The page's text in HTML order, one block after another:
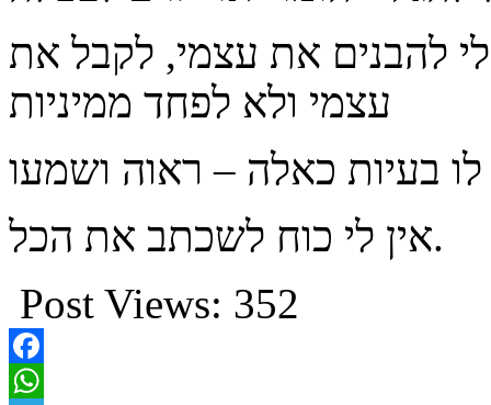
להבנים את עצמי, לקבל את
עצמי ולא לפחד ממיניות
בעיות כאלה – ראוה ושמעו
אין לי כוח לשכתב את הכל.
Post Views: 352
Facebook